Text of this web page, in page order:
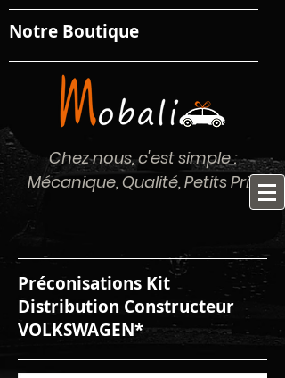
Notre Boutique
Chez nous, c'est simple :
Mécanique, Qualité, Petits Prix
Préconisations Kit
Distribution Constructeur
VOLKSWAGEN*